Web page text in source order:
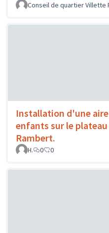
Conseil de quartier Villette
Installation d'une
enfants sur le
Rambert.
H. 0 0